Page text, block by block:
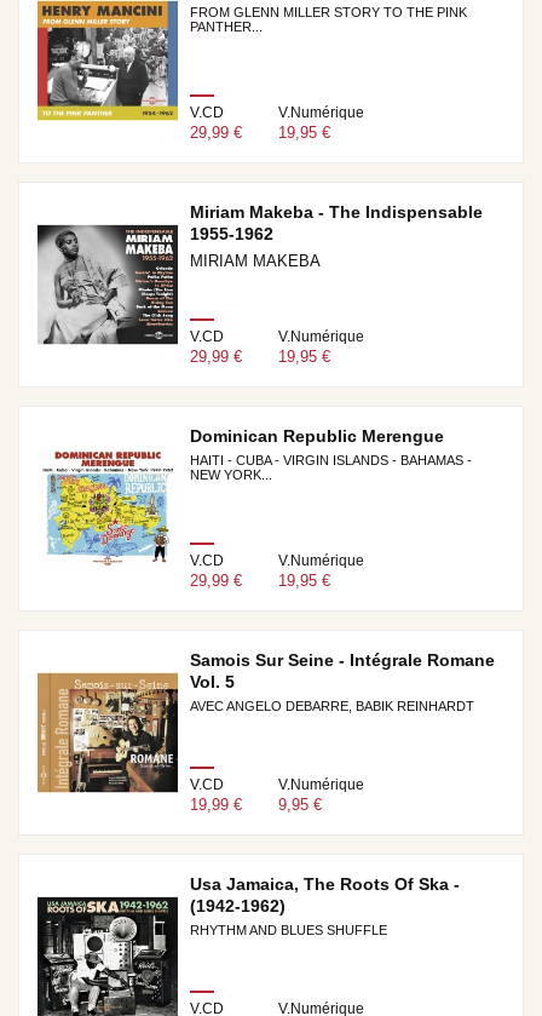
FROM GLENN MILLER STORY TO THE PINK
PANTHER...
V.CD
29,99 €
V.Numérique
19,95 €
Miriam Makeba - The Indispensable
1955-1962
MIRIAM MAKEBA
V.CD
29,99 €
V.Numérique
19,95 €
Dominican Republic Merengue
HAITI - CUBA - VIRGIN ISLANDS - BAHAMAS -
NEW YORK...
V.CD
29,99 €
V.Numérique
19,95 €
Samois Sur Seine - Intégrale Romane
Vol. 5
AVEC ANGELO DEBARRE, BABIK REINHARDT
V.CD
19,99 €
V.Numérique
9,95 €
Usa Jamaica, The Roots Of Ska -
(1942-1962)
RHYTHM AND BLUES SHUFFLE
V.CD V.Numérique